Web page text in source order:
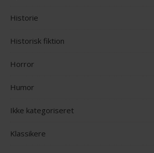
Historie
Historisk fiktion
Horror
Humor
Ikke kategoriseret
Klassikere